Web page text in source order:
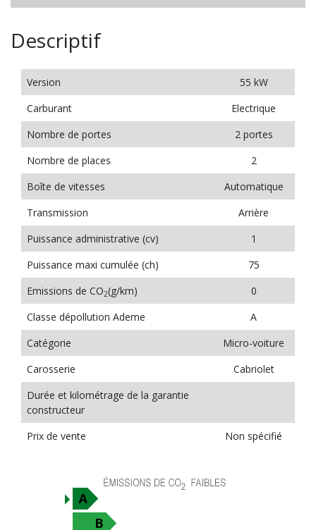
Descriptif
Version
55 kW
Carburant
Electrique
Nombre de portes
2 portes
Nombre de places
2
Boîte de vitesses
Automatique
Transmission
Arrière
Puissance administrative (cv)
1
Puissance maxi cumulée (ch)
75
Emissions de CO2(g/km)
0
Classe dépollution Ademe
A
Catégorie
Micro-voiture
Carosserie
Cabriolet
Durée et kilométrage de la garantie
constructeur
Prix de vente
Non spécifié